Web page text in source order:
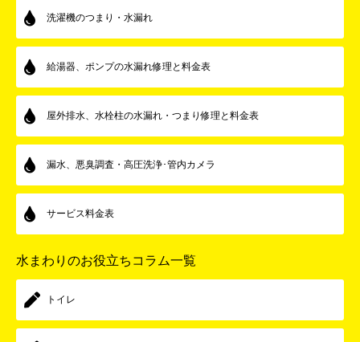
洗濯機のつまり・水漏れ
給湯器、ポンプの水漏れ修理と料金表
屋外排水、水栓柱の水漏れ・つまり修理と料金表
漏水、悪臭調査・高圧洗浄･管内カメラ
サービス料金表
水まわりのお役立ちコラム一覧
トイレ